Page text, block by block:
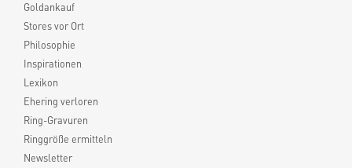
Goldankauf
Stores vor Ort
Philosophie
Inspirationen
Lexikon
Ehering verloren
Ring-Gravuren
Ringgröße ermitteln
Newsletter